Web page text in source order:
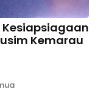
Kemarau